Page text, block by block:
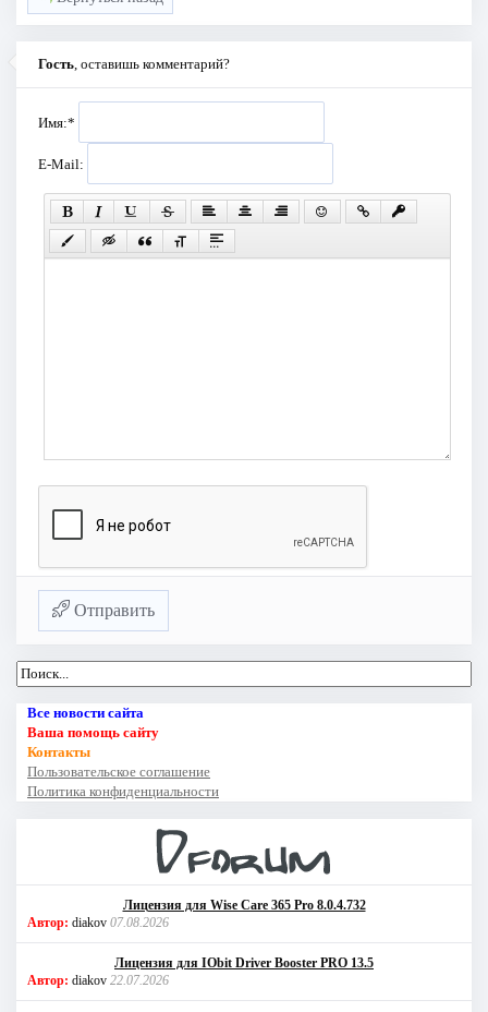
Гость, оставишь комментарий?
Имя:*
E-Mail:
Отправить
Все новости сайта
Ваша помощь сайту
Контакты
Пользовательское соглашение
Политика конфиденциальности
Лицензия для Wise Care 365 Pro 8.0.4.732
Автор: diakov 07.08.2026
Лицензия для IObit Driver Booster PRO 13.5
Автор: diakov 22.07.2026